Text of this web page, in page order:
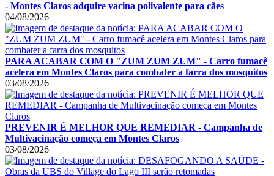
- Montes Claros adquire vacina polivalente para cães
04/08/2026
PARA ACABAR COM O "ZUM ZUM ZUM" - Carro fumacê
acelera em Montes Claros para combater a farra dos mosquitos
03/08/2026
PREVENIR É MELHOR QUE REMEDIAR - Campanha de
Multivacinação começa em Montes Claros
03/08/2026